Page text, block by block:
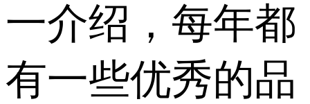
一介绍，每年都
有一些优秀的品